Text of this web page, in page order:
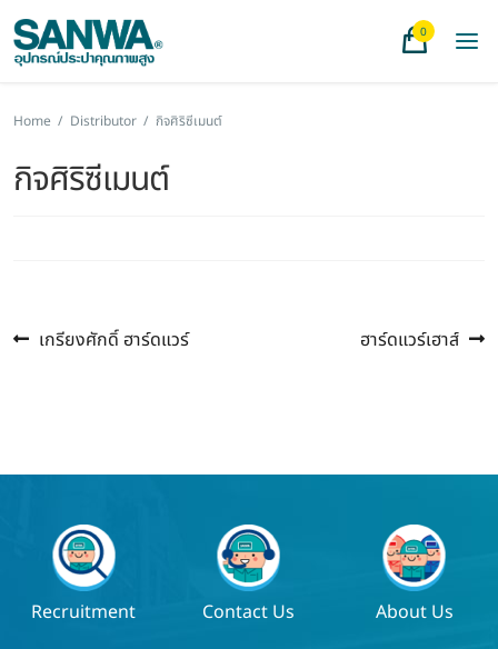
0
Home / Distributor / กิจศิริซีเมนต์
กิจศิริซีเมนต์
แนะแนว
Previous
เกรียงศักดิ์ ฮาร์ดแวร์
Next
ฮาร์ดแวร์เฮาส์
Recruitment Contact Us About Us